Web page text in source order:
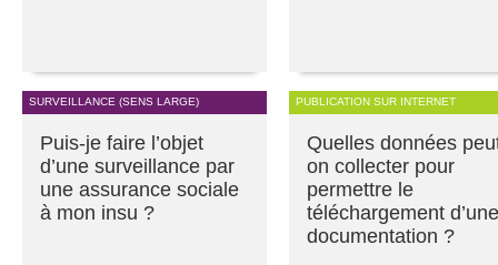
SURVEILLANCE (SENS LARGE)
Puis-je faire l’objet
d’une surveillance par
une assurance sociale
à mon insu ?
PUBLICATION SUR INTERNET
Quelles données
on collecter pour
permettre le
téléchargement d’une
documentation ?